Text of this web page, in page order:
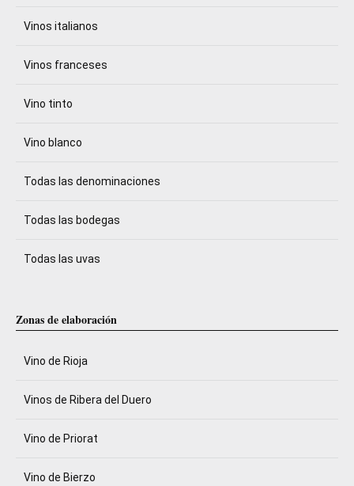
Vinos italianos
Vinos franceses
Vino tinto
Vino blanco
Todas las denominaciones
Todas las bodegas
Todas las uvas
Zonas de elaboración
Vino de Rioja
Vinos de Ribera del Duero
Vino de Priorat
Vino de Bierzo